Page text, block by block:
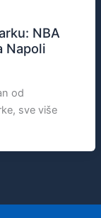
NBA
Napoli
od
sve više